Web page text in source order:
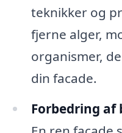
teknikker og
fjerne alger,
organismer,
din facade.
Forbedring